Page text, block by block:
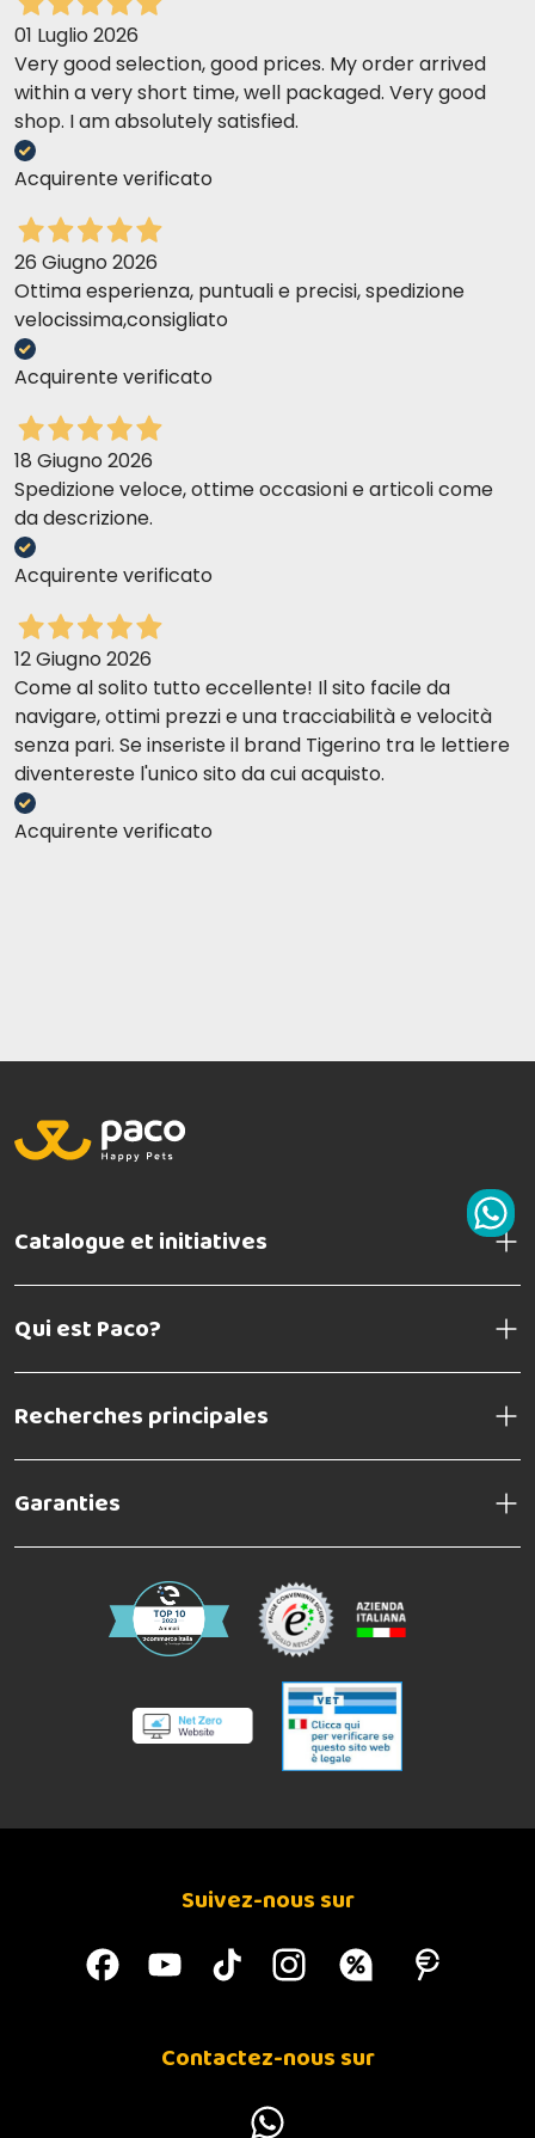
Extrait de Yucca Schidigera
Contrôle des odeurs des excréments
Absorption de l'ammoniac dans les intestins
Protège le foie contre la toxicité de l'ammoniac
Protège l'hémoglobine de la
MSM, rapport calcium-phosphore correct.
aident à maintenir les articulations en bonne
santé
restructurer les cartilages endommagés
Oligo-éléments chélateurs (zinc, cuivre),
sélénium organique.
zinc
chélaté
contribuent à prévenir l'incidence des crises
d'oxygène, comme le cœur.
Soja et bœuf :la mauvaise digestion des
protéines provenant de ces sources provoque
sont utilisées pendant une longue période dans
le régime. Des réactions allergiques peuvent
être provoquées par l'utilisation de ces
protéines.
pourcentages élevés de protéines végétales qui
peuvent également provoquer des réactions
01 Luglio 2026
Very good selection, good prices. My order arrived
within a very short time, well packaged. Very good
shop. I am absolutely satisfied.
Acquirente verificato
26 Giugno 2026
Ottima esperienza, puntuali e precisi, spedizione
velocissima,consigliato
Acquirente verificato
18 Giugno 2026
Spedizione veloce, ottime occasioni e articoli come
da descrizione.
Acquirente verificato
12 Giugno 2026
Come al solito tutto eccellente! Il sito facile da
navigare, ottimi prezzi e una tracciabilità e velocità
senza pari. Se inseriste il brand Tigerino tra le lettiere
diventereste l'unico sito da cui acquisto.
Acquirente verificato
Catalogue et initiatives
Qui est Paco?
Recherches principales
Garanties
Suivez-nous sur
Contactez-nous sur